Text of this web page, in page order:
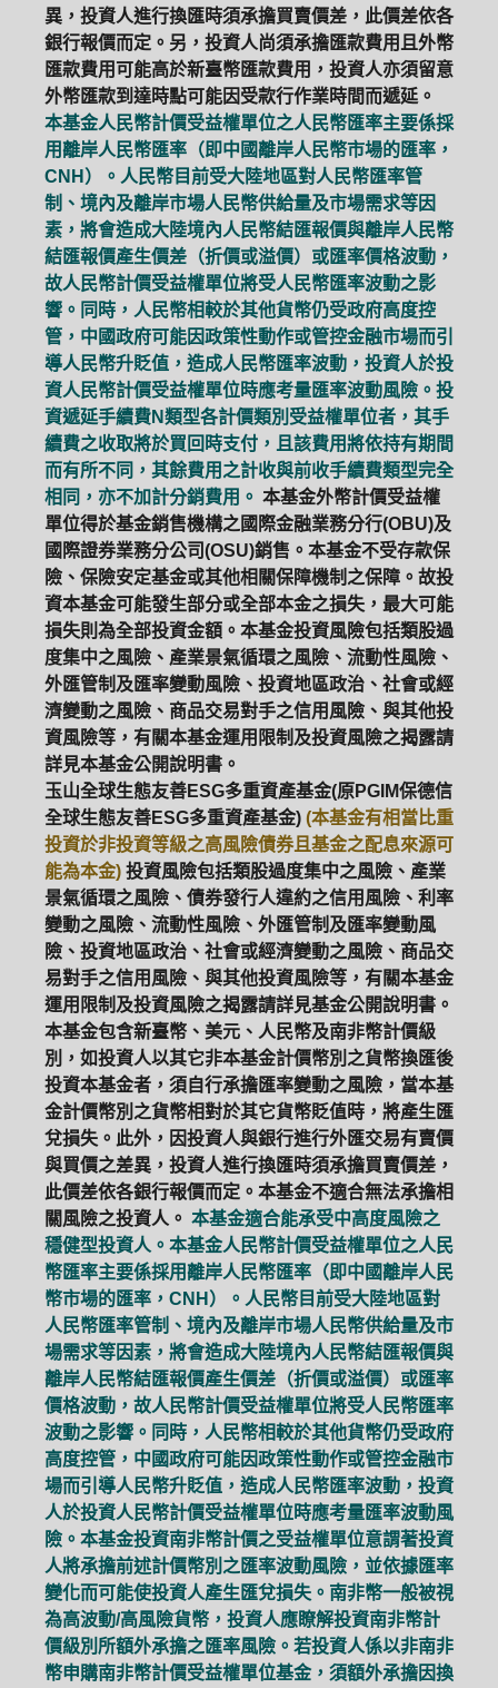
異，投資人進行換匯時須承擔買賣價差，此價差依各
銀行報價而定。另，投資人尚須承擔匯款費用且外幣
匯款費用可能高於新臺幣匯款費用，投資人亦須留意
外幣匯款到達時點可能因受款行作業時間而遞延。
本基金人民幣計價受益權單位之人民幣匯率主要係採
用離岸人民幣匯率（即中國離岸人民幣市場的匯率，
CNH）。人民幣目前受大陸地區對人民幣匯率管
制、境內及離岸市場人民幣供給量及市場需求等因
素，將會造成大陸境內人民幣結匯報價與離岸人民幣
結匯報價產生價差（折價或溢價）或匯率價格波動，
故人民幣計價受益權單位將受人民幣匯率波動之影
響。同時，人民幣相較於其他貨幣仍受政府高度控
管，中國政府可能因政策性動作或管控金融市場而引
導人民幣升貶值，造成人民幣匯率波動，投資人於投
資人民幣計價受益權單位時應考量匯率波動風險。投
資遞延手續費N類型各計價類別受益權單位者，其手
續費之收取將於買回時支付，且該費用將依持有期間
而有所不同，其餘費用之計收與前收手續費類型完全
相同，亦不加計分銷費用。 本基金外幣計價受益權
單位得於基金銷售機構之國際金融業務分行(OBU)及
國際證券業務分公司(OSU)銷售。本基金不受存款保
險、保險安定基金或其他相關保障機制之保障。故投
資本基金可能發生部分或全部本金之損失，最大可能
損失則為全部投資金額。本基金投資風險包括類股過
度集中之風險、產業景氣循環之風險、流動性風險、
外匯管制及匯率變動風險、投資地區政治、社會或經
濟變動之風險、商品交易對手之信用風險、與其他投
資風險等，有關本基金運用限制及投資風險之揭露請
詳見本基金公開說明書。
玉山全球生態友善ESG多重資產基金(原PGIM保德信
全球生態友善ESG多重資產基金) (本基金有相當比重
投資於非投資等級之高風險債券且基金之配息來源可
能為本金) 投資風險包括類股過度集中之風險、產業
景氣循環之風險、債券發行人違約之信用風險、利率
變動之風險、流動性風險、外匯管制及匯率變動風
險、投資地區政治、社會或經濟變動之風險、商品交
易對手之信用風險、與其他投資風險等，有關本基金
運用限制及投資風險之揭露請詳見基金公開說明書。
本基金包含新臺幣、美元、人民幣及南非幣計價級
別，如投資人以其它非本基金計價幣別之貨幣換匯後
投資本基金者，須自行承擔匯率變動之風險，當本基
金計價幣別之貨幣相對於其它貨幣貶值時，將產生匯
兌損失。此外，因投資人與銀行進行外匯交易有賣價
與買價之差異，投資人進行換匯時須承擔買賣價差，
此價差依各銀行報價而定。本基金不適合無法承擔相
關風險之投資人。 本基金適合能承受中高度風險之
穩健型投資人。本基金人民幣計價受益權單位之人民
幣匯率主要係採用離岸人民幣匯率（即中國離岸人民
幣市場的匯率，CNH）。人民幣目前受大陸地區對
人民幣匯率管制、境內及離岸市場人民幣供給量及市
場需求等因素，將會造成大陸境內人民幣結匯報價與
離岸人民幣結匯報價產生價差（折價或溢價）或匯率
價格波動，故人民幣計價受益權單位將受人民幣匯率
波動之影響。同時，人民幣相較於其他貨幣仍受政府
高度控管，中國政府可能因政策性動作或管控金融市
場而引導人民幣升貶值，造成人民幣匯率波動，投資
人於投資人民幣計價受益權單位時應考量匯率波動風
險。本基金投資南非幣計價之受益權單位意謂著投資
人將承擔前述計價幣別之匯率波動風險，並依據匯率
變化而可能使投資人產生匯兌損失。南非幣一般被視
為高波動/高風險貨幣，投資人應瞭解投資南非幣計
價級別所額外承擔之匯率風險。若投資人係以非南非
幣申購南非幣計價受益權單位基金，須額外承擔因換